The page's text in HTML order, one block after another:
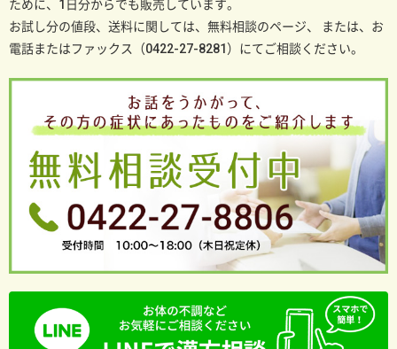
ために、1日分からでも販売しています。
お試し分の値段、送料に関しては、無料相談のページ、
または、お
電話またはファックス（0422-27-8281）にてご相談ください。